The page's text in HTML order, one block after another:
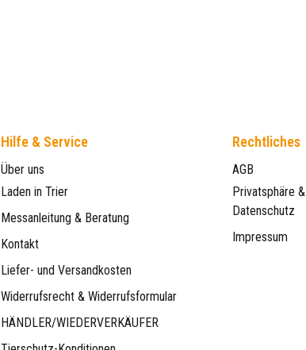
Hilfe & Service
Über uns
Laden in Trier
Messanleitung & Beratung
Kontakt
Liefer- und Versandkosten
Widerrufsrecht & Widerrufsformular
HÄNDLER/WIEDERVERKÄUFER
Rechtliches
AGB
Privatsphäre &
Datenschutz
Impressum